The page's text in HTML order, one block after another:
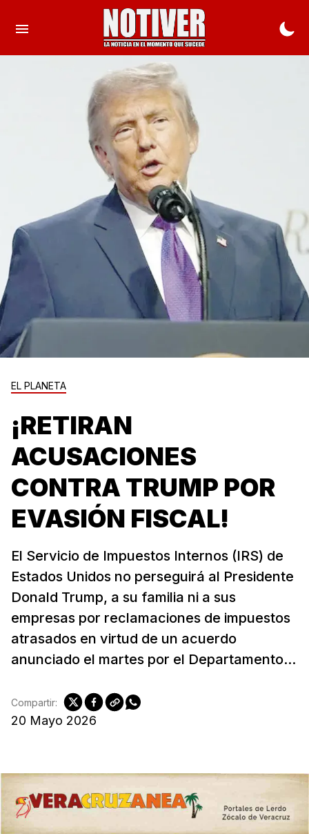
EL PLANETA
¡RETIRAN
ACUSACIONES
CONTRA TRUMP POR
EVASIÓN FISCAL!
El Servicio de Impuestos Internos (IRS) de
Estados Unidos no perseguirá al Presidente
Donald Trump, a su familia ni a sus
empresas por reclamaciones de impuestos
atrasados en virtud de un acuerdo
anunciado el martes por el Departamento...
20 Mayo 2026
Compartir: